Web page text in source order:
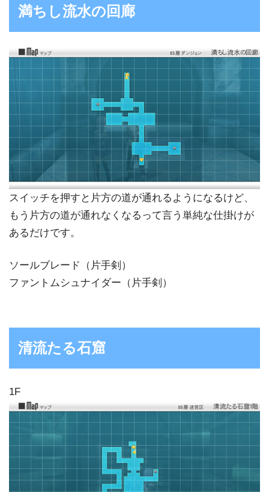
満ちし流水の回廊
スイッチを押すと片方の道が通れるようになるけど、
もう片方の道が通れなくなるって言う単純な仕掛けが
あるだけです。
ソールブレード（片手剣）
ファントムシュナイダー（片手剣）
清流たる石窟
1F